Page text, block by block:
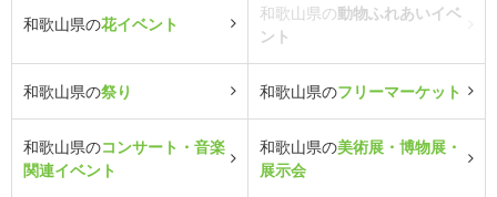
和歌山県の花イベント
和歌山県の動物ふれあいイベ
ント
和歌山県の祭り 和歌山県のフリーマーケット
和歌山県のコンサート・音楽
関連イベント
和歌山県の美術展・博物展・
展示会